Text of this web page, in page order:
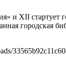
и XII
городская